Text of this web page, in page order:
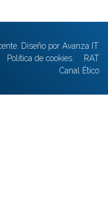
Diseño por Avanza IT
Política de cookies
RAT
Canal Ético